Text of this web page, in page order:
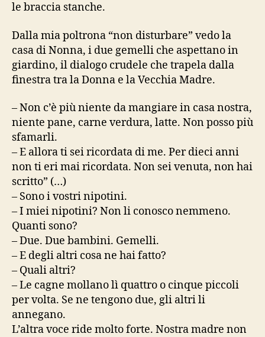
le braccia stanche.
Dalla mia poltrona “non disturbare” vedo la
casa di Nonna, i due gemelli che aspettano in
giardino, il dialogo crudele che trapela dalla
finestra tra la Donna e la Vecchia Madre.
– Non c’è più niente da mangiare in casa nostra,
niente pane, carne verdura, latte. Non posso più
sfamarli.
– E allora ti sei ricordata di me. Per dieci anni
non ti eri mai ricordata. Non sei venuta, non hai
scritto” (…)
– Sono i vostri nipotini.
– I miei nipotini? Non li conosco nemmeno.
Quanti sono?
– Due. Due bambini. Gemelli.
– E degli altri cosa ne hai fatto?
– Quali altri?
– Le cagne mollano lì quattro o cinque piccoli
per volta. Se ne tengono due, gli altri li
annegano.
L’altra voce ride molto forte. Nostra madre non